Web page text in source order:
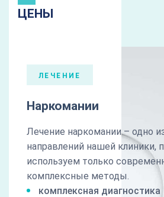
ЦЕНЫ
ЛЕЧЕНИЕ
Наркомании
Лечение наркомании – одно
направлений нашей клиники,
используем только
комплексные методы.
комплексная диагностика